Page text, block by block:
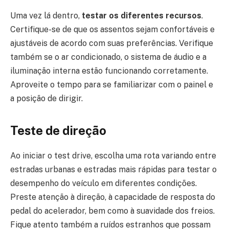
Uma vez lá dentro, testar os diferentes recursos.
Certifique-se de que os assentos sejam confortáveis ​​e
ajustáveis ​​de acordo com suas preferências. Verifique
também se o ar condicionado, o sistema de áudio e a
iluminação interna estão funcionando corretamente.
Aproveite o tempo para se familiarizar com o painel e
a posição de dirigir.
Teste de direção
Ao iniciar o test drive, escolha uma rota variando entre
estradas urbanas e estradas mais rápidas para testar o
desempenho do veículo em diferentes condições.
Preste atenção à direção, à capacidade de resposta do
pedal do acelerador, bem como à suavidade dos freios.
Fique atento também a ruídos estranhos que possam